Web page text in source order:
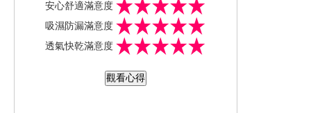
而蜜秘褲的出現真的大幅改善當月事來
臨時的諸多不便 因為它不僅只能用來防
漏的生理褲 更是能一次取代護墊、衛生
個來時都會有點顯水腫的小肚肚外 最特
別是這款的褲底加厚面料(吸收層) 不但
非常寬大外竟然可以完全包覆整個臀部
即使睡覺中大力翻身或是做大動作時 甚
至是突然爆量時也不用擔心會有側漏的
氣、排汗、超強吸水、鎖水的功能 而前
經褲評價 #吸血內褲試用心得 #經期褲口
安心舒適滿意度
吸濕防漏滿意度
透氣快乾滿意度
觀看心得